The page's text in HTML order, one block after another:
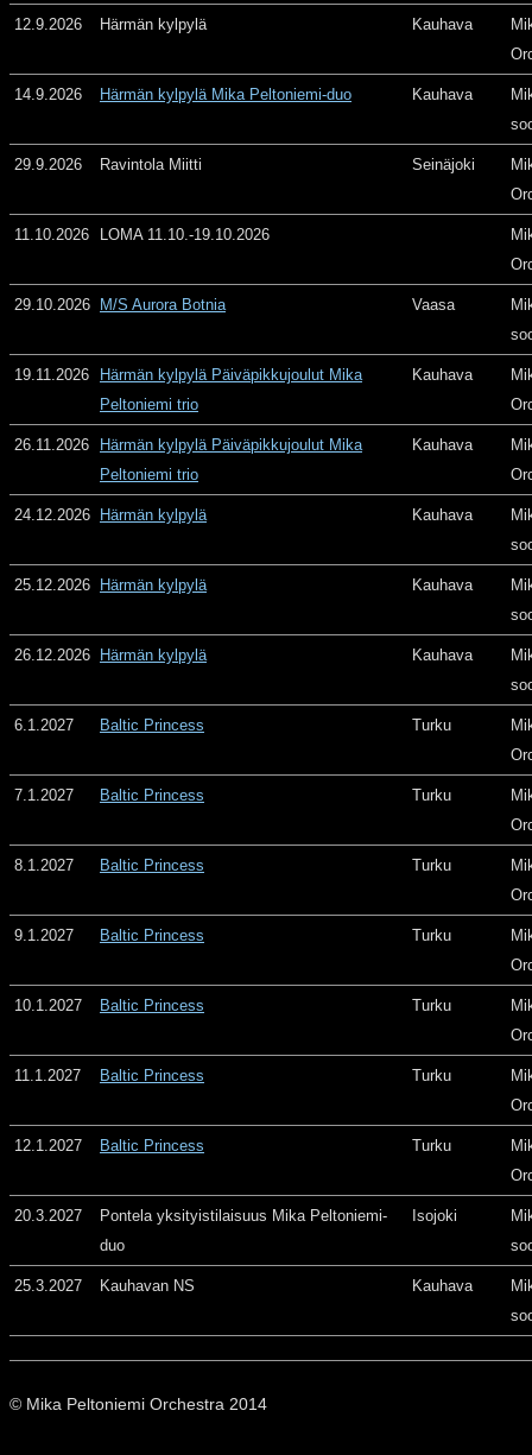
12.9.2026 Härmän kylpylä Kauhava
14.9.2026 Härmän kylpylä Mika Peltoniemi-duo Kauhava
29.9.2026 Ravintola Miitti Seinäjoki
11.10.2026 LOMA 11.10.-19.10.2026
29.10.2026 M/S Aurora Botnia Vaasa
19.11.2026
Härmän kylpylä Päiväpikkujoulut Mika
Peltoniemi trio
Kauhava
26.11.2026
Härmän kylpylä Päiväpikkujoulut Mika
Peltoniemi trio
Kauhava
24.12.2026 Härmän kylpylä Kauhava
25.12.2026 Härmän kylpylä Kauhava
26.12.2026 Härmän kylpylä Kauhava
6.1.2027 Baltic Princess Turku
7.1.2027 Baltic Princess Turku
8.1.2027 Baltic Princess Turku
9.1.2027 Baltic Princess Turku
10.1.2027 Baltic Princess Turku
11.1.2027 Baltic Princess Turku
12.1.2027 Baltic Princess Turku
20.3.2027
Pontela yksityistilaisuus Mika Peltoniemi-
duo
Isojoki
25.3.2027 Kauhavan NS Kauhava
© Mika Peltoniemi Orchestra 2014